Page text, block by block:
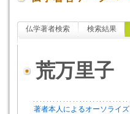
仏学著者検索 検索結果
荒万里子
著者本人によるオーソライズ